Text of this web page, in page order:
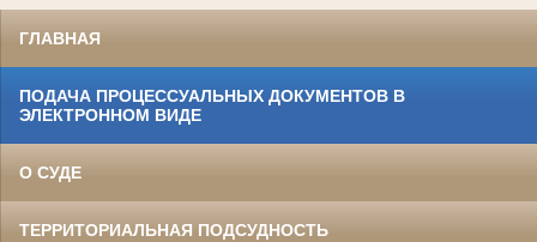
ГЛАВНАЯ
ПОДАЧА ПРОЦЕССУАЛЬНЫХ ДОКУМЕНТОВ В
ЭЛЕКТРОННОМ ВИДЕ
О СУДЕ
ТЕРРИТОРИАЛЬНАЯ ПОДСУДНОСТЬ